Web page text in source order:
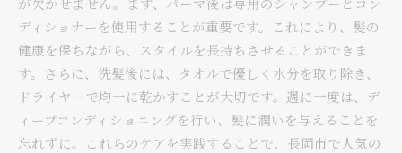
ディショナーを使用することが重要です。これにより、髪の
健康を保ちながら、スタイルを長持ちさせることができま
す。さらに、洗髪後には、タオルで優しく水分を取り除き、
ドライヤーで均一に乾かすことが大切です。週に一度は、デ
ィープコンディショニングを行い、髪に潤いを与えることを
忘れずに。これらのケアを実践することで、長岡市で人気の